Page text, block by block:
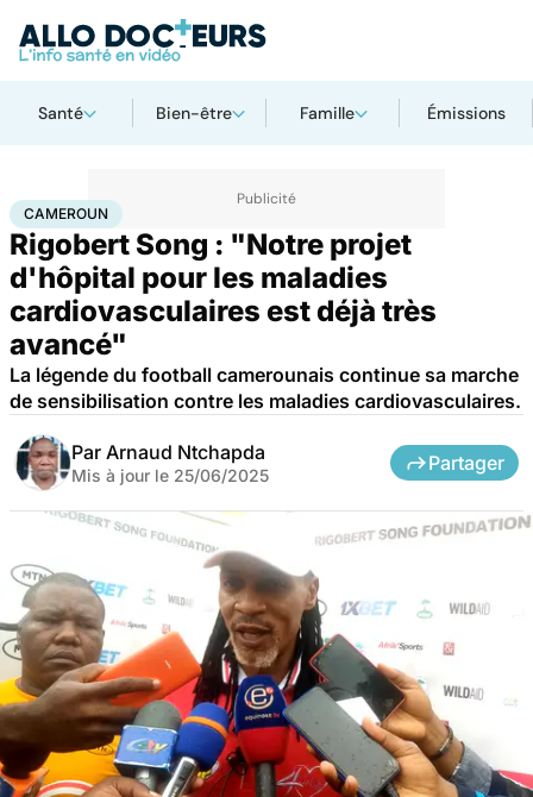
Santé Bien-être Famille Émissions
AccueilSanté Maladies Maladies cardiaques
CAMEROUN
Rigobert Song : "Notre projet
d'hôpital pour les maladies
cardiovasculaires est déjà très
avancé"
La légende du football camerounais continue sa marche
de sensibilisation contre les maladies cardiovasculaires.
Par Arnaud Ntchapda
Mis à jour le 25/06/2025
Partager